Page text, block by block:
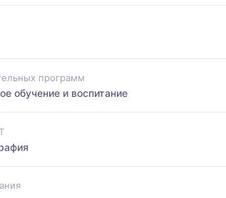
программ
обучение и воспитание